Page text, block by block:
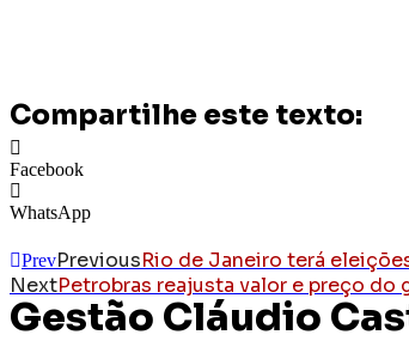
Compartilhe este texto:
Facebook
WhatsApp
PrevPreviousRio de Janeiro terá
NextPetrobras reajusta valor e preço do
Gestão Cláudio